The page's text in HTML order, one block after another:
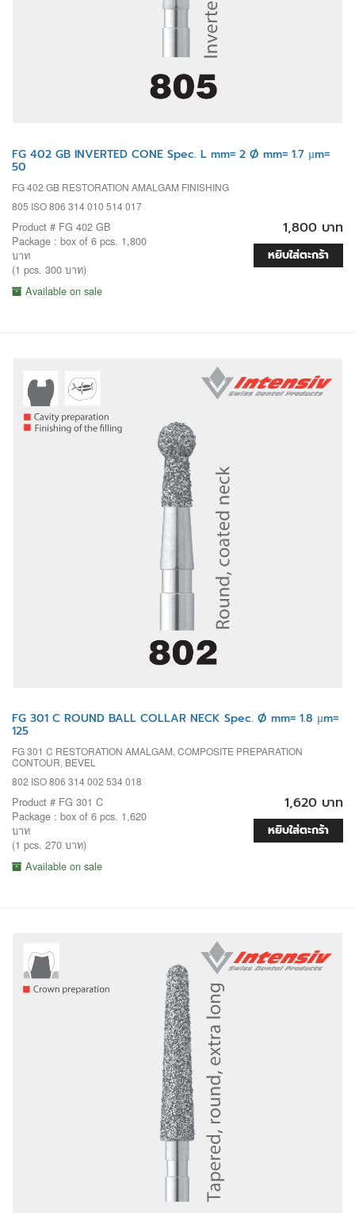
FG 402 GB INVERTED CONE Spec. L mm= 2 Ø mm= 1.7 µm=
50
FG 402 GB RESTORATION AMALGAM FINISHING
805 ISO 806 314 010 514 017
Product # FG 402 GB
Package : box of 6 pcs. 1,800
บาท
(1 pcs. 300 บาท)
Available on sale
1,800 บาท
หยิบใส่ตะกร้า
FG 301 C ROUND BALL COLLAR NECK Spec. Ø mm= 1.8 µm=
125
FG 301 C RESTORATION AMALGAM, COMPOSITE PREPARATION
CONTOUR, BEVEL
802 ISO 806 314 002 534 018
Product # FG 301 C
Package : box of 6 pcs. 1,620
บาท
(1 pcs. 270 บาท)
Available on sale
1,620 บาท
หยิบใส่ตะกร้า